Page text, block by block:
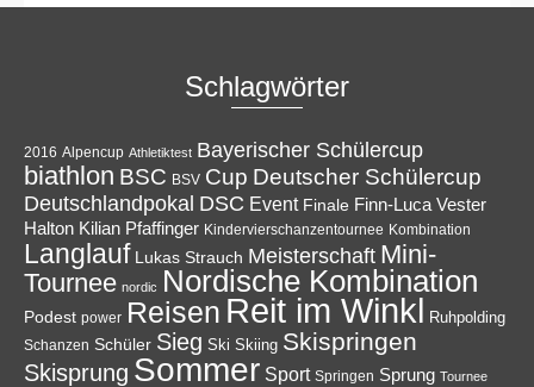
Schlagwörter
2016 Alpencup Athletiktest Bayerischer Schülercup
biathlon BSC BSV Cup Deutscher Schülercup
Deutschlandpokal DSC Event Finale Finn-Luca Vester
Halton Kilian Pfaffinger Kindervierschanzentournee Kombination
Langlauf Lukas Strauch Meisterschaft Mini-
Tournee nordic Nordische Kombination
Podest power Reisen Reit im Winkl Ruhpolding
Schanzen Schüler Sieg Ski Skiing Skispringen
Skisprung Sommer Sport Springen Sprung Tournee